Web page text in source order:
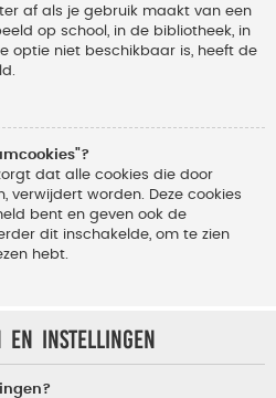
af als je gebruik maakt van een
op school, in de bibliotheek, in
optie niet beschikbaar is, heeft de
dat alle cookies die door
verwijdert worden. Deze cookies
bent en geven ook de
dit inschakelde, om te zien
hebt.
en instellingen